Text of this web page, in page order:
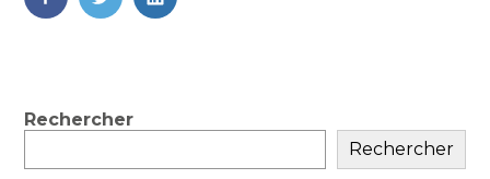
FaceBook
TwitterLinkedIn
Blog
Rechercher
Rechercher